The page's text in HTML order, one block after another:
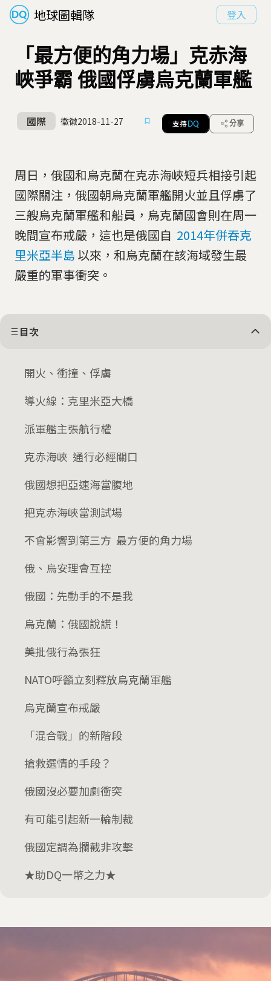
地球圖輯隊 登入
「最方便的角力場」克赤海
峽爭霸 俄國俘虜烏克蘭軍艦
國際 徽徽2018-11-27 支持 DQ 分享
周日，俄國和烏克蘭在克赤海峽短兵相接引起
國際關注，俄國朝烏克蘭軍艦開火並且俘虜了
三艘烏克蘭軍艦和船員，烏克蘭國會則在周一
晚間宣布戒嚴，這也是俄國自 2014年併吞克
里米亞半島 以來，和烏克蘭在該海域發生最
嚴重的軍事衝突。
目次
開火、衝撞、俘虜
導火線：克里米亞大橋
派軍艦主張航行權
克赤海峽 通行必經關口
俄國想把亞速海當腹地
把克赤海峽當測試場
不會影響到第三方 最方便的角力場
俄、烏安理會互控
俄國：先動手的不是我
烏克蘭：俄國說謊！
美批俄行為張狂
NATO呼籲立刻釋放烏克蘭軍艦
烏克蘭宣布戒嚴
「混合戰」的新階段
搶救選情的手段？
俄國沒必要加劇衝突
有可能引起新一輪制裁
俄國定調為攔截非攻擊
★助DQ一幣之力★